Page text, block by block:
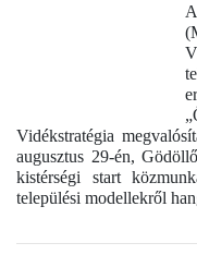
Vidékstratégia
augusztus 29-én,
kistérségi start
települési modellekről